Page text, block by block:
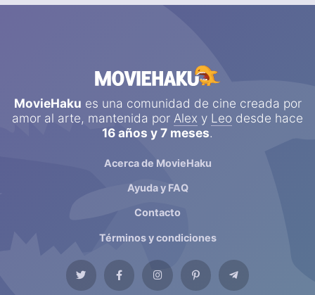
MovieHaku es una comunidad de cine creada por
amor al arte, mantenida por Alex y Leo desde hace
16 años y 7 meses.
Acerca de MovieHaku
Ayuda y FAQ
Contacto
Términos y condiciones